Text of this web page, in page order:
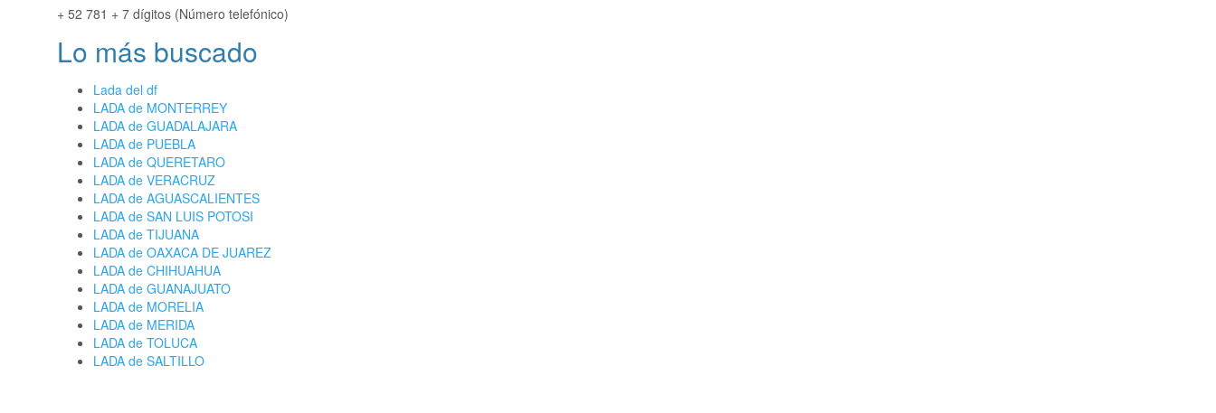
+ 52 781 + 7 dígitos (Número telefónico)
Lo más buscado
Lada del df
LADA de MONTERREY
LADA de GUADALAJARA
LADA de PUEBLA
LADA de QUERETARO
LADA de VERACRUZ
LADA de AGUASCALIENTES
LADA de SAN LUIS POTOSI
LADA de TIJUANA
LADA de OAXACA DE JUAREZ
LADA de CHIHUAHUA
LADA de GUANAJUATO
LADA de MORELIA
LADA de MERIDA
LADA de TOLUCA
LADA de SALTILLO